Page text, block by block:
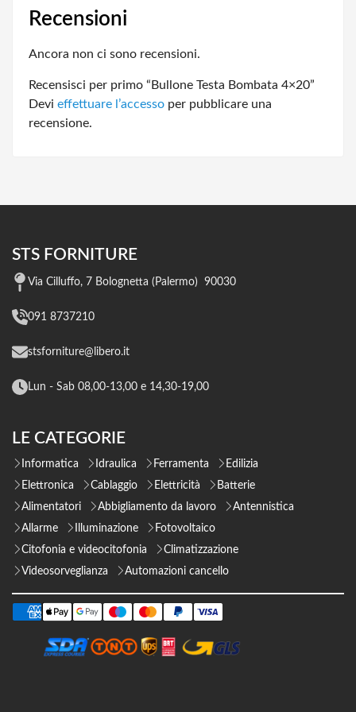
Recensioni
Ancora non ci sono recensioni.
Recensisci per primo “Bullone Testa Bombata 4×20”
Devi effettuare l’accesso per pubblicare una
recensione.
STS FORNITURE
Via Cilluffo, 7 Bolognetta (Palermo) 90030
091 8737210
stsforniture@libero.it
Lun - Sab 08,00-13,00 e 14,30-19,00
LE CATEGORIE
Informatica Idraulica Ferramenta
Edilizia
Elettronica
Cablaggio Elettricità
Batterie
Alimentatori
Abbigliamento da lavoro
Antennistica
Allarme
Illuminazione
Fotovoltaico
Citofonia e videocitofonia
Climatizzazione
Videosorveglianza
Automazioni cancello